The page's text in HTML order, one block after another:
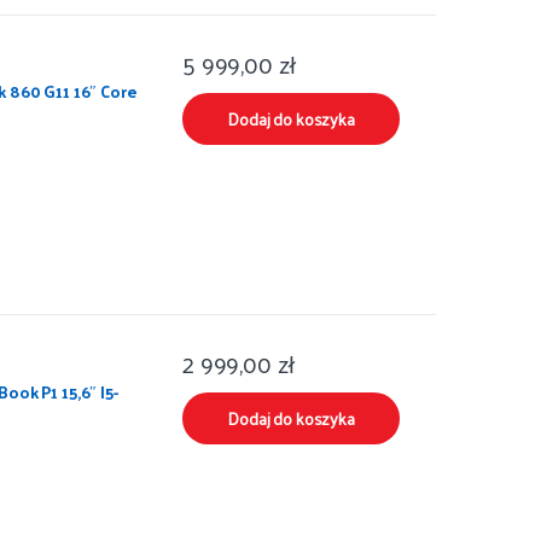
G11 16″ Core
5 999,00zł
Dodaj do koszyka
P1 15,6″ I5-
2 999,00zł
Dodaj do koszyka